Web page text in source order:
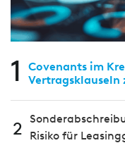
1
Covenants im
Vertragsklauseln
2
Risiko für